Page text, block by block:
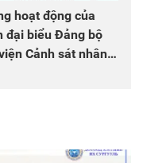
hoạt động của
đại biểu Đảng bộ
Cảnh sát nhân